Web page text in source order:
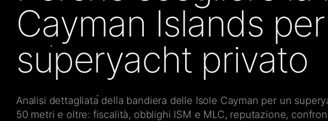
Cayman Islands
superyacht privato
Analisi dettagliata della bandiera delle Isole Cayman per un
50 metri e oltre: fiscalità, obblighi ISM e MLC, reputazione,